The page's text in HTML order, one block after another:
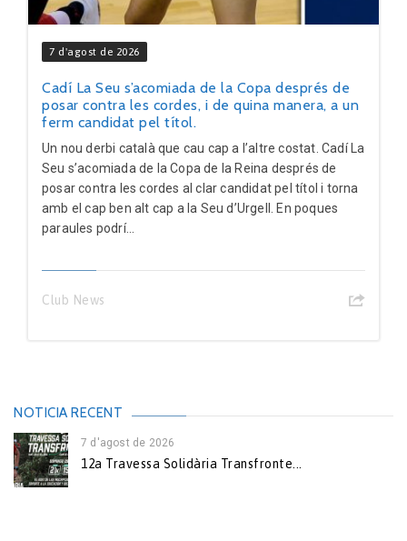
7 d'agost de 2026
Cadí La Seu s’acomiada de la Copa després de
posar contra les cordes, i de quina manera, a un
ferm candidat pel títol.
Un nou derbi català que cau cap a l’altre costat. Cadí La
Seu s’acomiada de la Copa de la Reina després de
posar contra les cordes al clar candidat pel títol i torna
amb el cap ben alt cap a la Seu d’Urgell. En poques
paraules podrí...
Club News
NOTICIA RECENT
7 d'agost de 2026
12a Travessa Solidària Transfronte...